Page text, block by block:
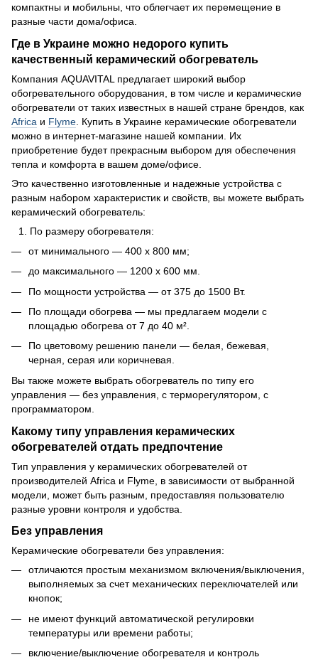
компактны и мобильны, что облегчает их перемещение в
разные части дома/офиса.
Где в Украине можно недорого купить
качественный керамический обогреватель
Компания AQUAVITAL предлагает широкий выбор
обогревательного оборудования, в том числе и керамические
обогреватели от таких известных в нашей стране брендов, как
Africa и Flyme . Купить в Украине керамические обогреватели
можно в интернет-магазине нашей компании. Их
приобретение будет прекрасным выбором для обеспечения
тепла и комфорта в вашем доме/офисе.
Это качественно изготовленные и надежные устройства с
разным набором характеристик и свойств, вы можете выбрать
керамический обогреватель:
По размеру обогревателя:
от минимального — 400 x 800 мм;
до максимального — 1200 x 600 мм.
По мощности устройства — от 375 до 1500 Вт.
По площади обогрева — мы предлагаем модели с
площадью обогрева от 7 до 40 м².
По цветовому решению панели — белая, бежевая,
черная, серая или коричневая.
Вы также можете выбрать обогреватель по типу его
управления — без управления, с терморегулятором, с
программатором.
Какому типу управления керамических
обогревателей отдать предпочтение
Тип управления у керамических обогревателей от
производителей Africa и Flyme, в зависимости от выбранной
модели, может быть разным, предоставляя пользователю
разные уровни контроля и удобства.
Без управления
Керамические обогреватели без управления:
отличаются простым механизмом включения/выключения,
выполняемых за счет механических переключателей или
кнопок;
не имеют функций автоматической регулировки
температуры или времени работы;
включение/выключение обогревателя и контроль